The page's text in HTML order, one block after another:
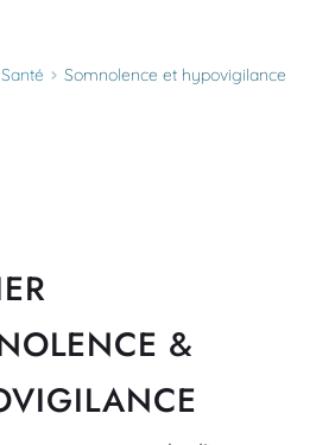
Somnolence et hypovigilance
&